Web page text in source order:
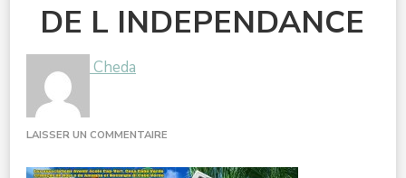
DE L INDEPENDANCE
Cheda
LAISSER UN COMMENTAIRE
CHEDA